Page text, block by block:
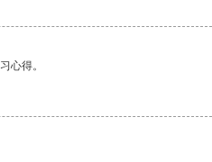
心得。